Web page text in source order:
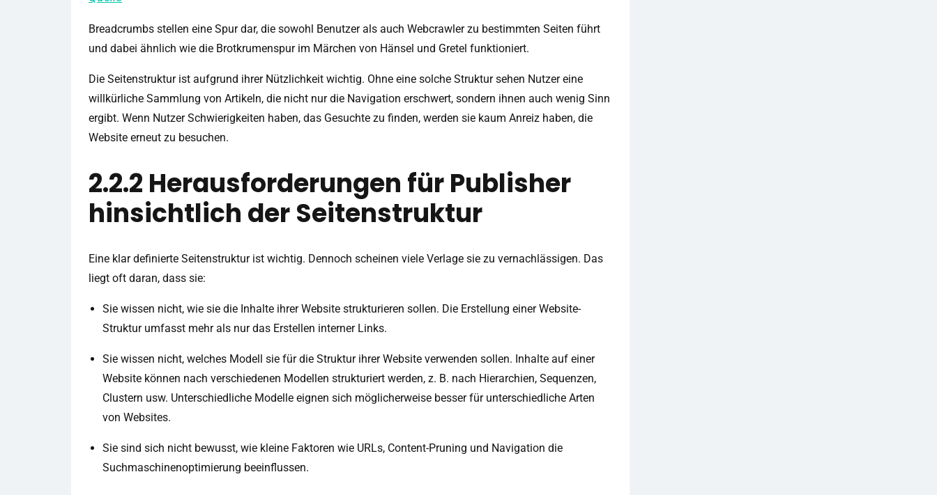
Breadcrumbs stellen eine Spur dar, die sowohl Benutzer als auch Webcrawler zu bestimmten Seiten führt
und dabei ähnlich wie die Brotkrumenspur im Märchen von Hänsel und Gretel funktioniert.
Die Seitenstruktur ist aufgrund ihrer Nützlichkeit wichtig. Ohne eine solche Struktur sehen Nutzer eine
willkürliche Sammlung von Artikeln, die nicht nur die Navigation erschwert, sondern ihnen auch wenig Sinn
ergibt. Wenn Nutzer Schwierigkeiten haben, das Gesuchte zu finden, werden sie kaum Anreiz haben, die
Website erneut zu besuchen.
2.2.2 Herausforderungen für Publisher
hinsichtlich der Seitenstruktur
Eine klar definierte Seitenstruktur ist wichtig. Dennoch scheinen viele Verlage sie zu vernachlässigen. Das
liegt oft daran, dass sie:
Sie wissen nicht, wie sie die Inhalte ihrer Website strukturieren sollen. Die Erstellung einer Website-
Struktur umfasst mehr als nur das Erstellen interner Links.
Sie wissen nicht, welches Modell sie für die Struktur ihrer Website verwenden sollen. Inhalte auf einer
Website können nach verschiedenen Modellen strukturiert werden, z. B. nach Hierarchien, Sequenzen,
Clustern usw. Unterschiedliche Modelle eignen sich möglicherweise besser für unterschiedliche Arten
von Websites.
Sie sind sich nicht bewusst, wie kleine Faktoren wie URLs, Content-Pruning und Navigation die
Suchmaschinenoptimierung beeinflussen.